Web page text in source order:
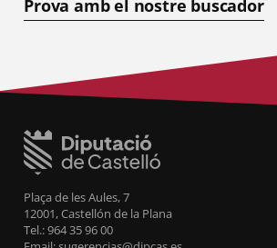
Prova amb el nostre buscador
Plaça de les Aules, 7
12001, Castellón de la Plana
Tel.: 964 35 96 00